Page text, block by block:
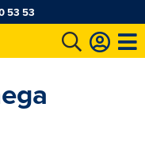
53 53